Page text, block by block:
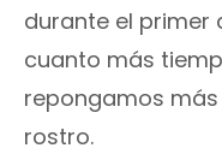
durante el primer
cuanto más
repongamos
rostro.